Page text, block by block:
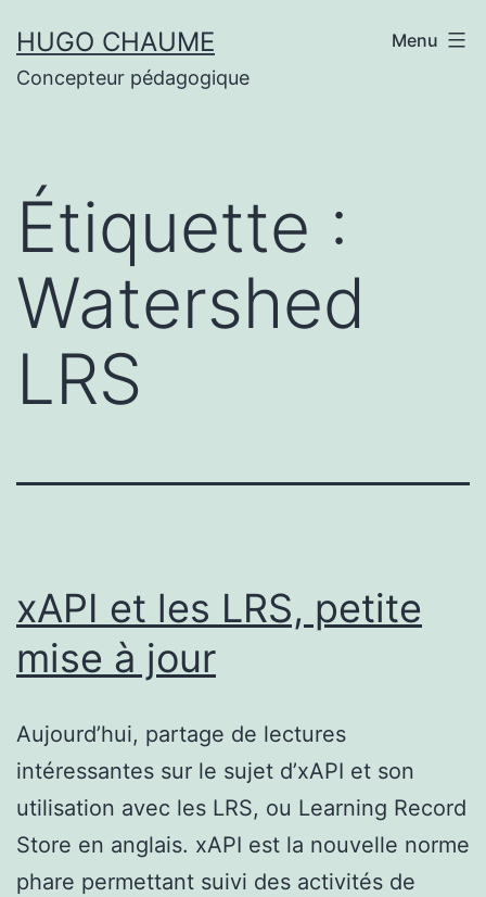
au
contenu
HUGO CHAUME
Concepteur pédagogique
Menu
Étiquette :
Watershed
LRS
xAPI et les LRS, petite
mise à jour
Aujourd’hui, partage de lectures
intéressantes sur le sujet d’xAPI et son
utilisation avec les LRS, ou Learning Record
Store en anglais. xAPI est la nouvelle norme
phare permettant suivi des activités de